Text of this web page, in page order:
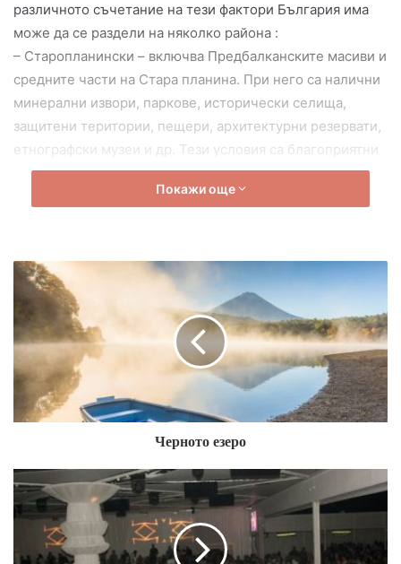
различното съчетание на тези фактори България има
може да се раздели на няколко района :
– Старопланински – включва Предбалканските масиви и
средните части на Стара планина. При него са налични
минерални извори, паркове, исторически селища,
защитени територии, пещери, архитектурни резервати,
етнографски музеи и др. Тези условия са благоприятни
за развитие на балнеолечебен туризъм, екотуризъм,
агротуризъм, етнотуризъм, познавателен туризъм и др.
района са хотелите във Велико Търново. Към тях спадат
както луксозни, така и хотели за всички класи.
– Средногорски – той обхваща Средна гора и
Задбалкана. При него основни фактори за развитието на
туризма са фолклорът, изворите с лечебна минерална
вода, язовирите, селищата с историческо значение,
архитектурата във възрожденски дух и др. Базирайки се
екотуризъм, риболов, познавателен туризъм,
агротуризъм, ловен туризъм и др. Основните центрове
са Копривщица, Казанлък, Панагюрище, Сопот,
Калофер, Карлово и др. Този район е с голямо
историческо значение за страната ни и това го прави
Покажи още
Черното езеро